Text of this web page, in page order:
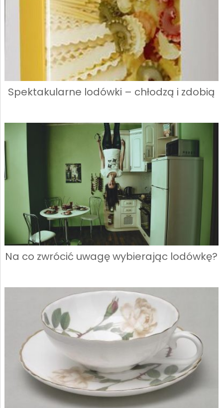
Spektakularne lodówki – chłodzą i zdobią
Na co zwrócić uwagę wybierając lodówkę?